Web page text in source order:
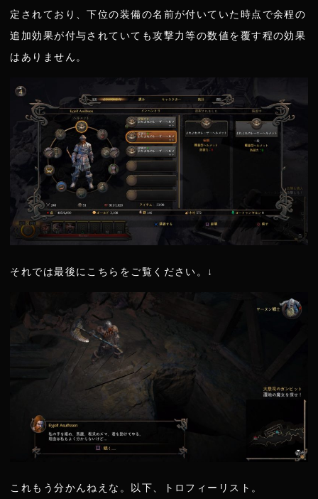
定されており、下位の装備の名前が付いていた時点で余程の
追加効果が付与されていても攻撃力等の数値を覆す程の効果
はありません。
それでは最後にこちらをご覧ください。↓
これもう分かんねえな。以下、トロフィーリスト。